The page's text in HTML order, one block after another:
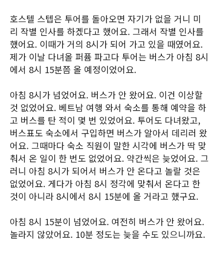
호스텔 스텝은 투어를 돌아오면 자기가 없을 거니 미
리 작별 인사를 하겠다고 했어요. 그래서 작별 인사를
했어요. 이때가 거의 8시가 되어 가고 있을 때였어요.
제가 이날 다녀올 퍼퓸 파고다 투어는 버스가 아침 8시
에서 8시 15분쯤 올 예정이었어요.
아침 8시가 넘었어요. 버스가 안 왔어요. 이건 이상할
것 없었어요. 베트남 여행 와서 숙소를 통해 예약을 하
고 버스를 탄 적이 몇 번 있었어요. 투어도 다녀왔고,
버스표도 숙소에서 구입하면 버스가 알아서 데리러 왔
어요. 그때마다 숙소 직원이 말한 시각에 버스가 딱 맞
춰서 온 일이 한 번도 없었어요. 약간씩은 늦었어요. 그
러니 아침 8시가 되어서 버스가 안 온다고 놀랄 것은
없었어요. 게다가 아침 8시 정각에 맞춰서 온다고 한
것이 아니라 8시에서 8시 15분에 올 거라고 했구요.
아침 8시 15분이 넘었어요. 여전히 버스가 안 왔어요.
놀라지 않았어요. 10분 정도는 늦을 수도 있으니까요.